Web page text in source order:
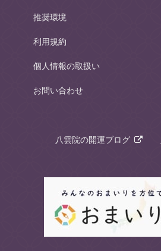
推奨環境
利用規約
個人情報の取扱い
お問い合わせ
八雲院の開運ブログ